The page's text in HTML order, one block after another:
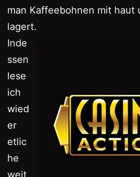
man Kaffeebohnen mit haut
lagert.
Inde
ssen
lese
ich
wied
er
etlic
he
weit